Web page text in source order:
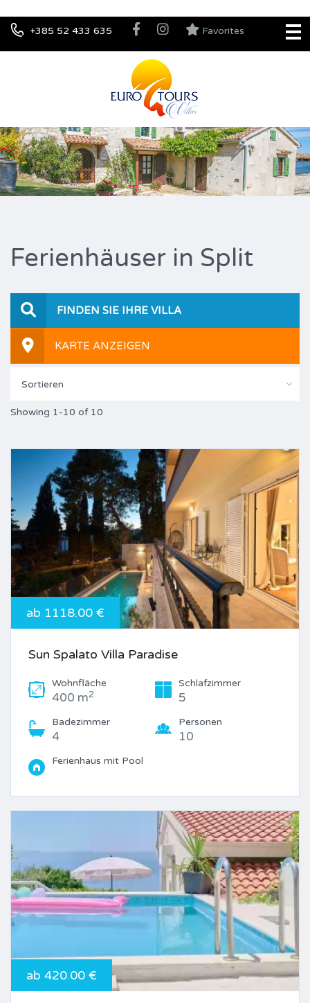
+385 52 433 635 Favorites
Ferienhäuser in Split
FINDEN SIE IHRE VILLA
KARTE ANZEIGEN
Sortieren
Showing 1-10 of 10
ab 1118.00 €
Sun Spalato Villa Paradise
Wohnfläche
400 m2
Schlafzimmer
5
Badezimmer
4
Personen
10
Ferienhaus mit Pool
ab 420.00 €